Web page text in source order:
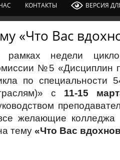
КОНТАКТЫ ВЕРСИЯ
«Что Вас
недели
№5 «Дисциплин
по специальности
с 11-15
желающие колледжа
тему «Что Вас